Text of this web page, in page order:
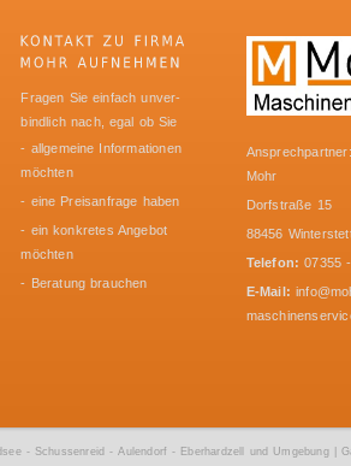
Fragen Sie einfach unver-
bindlich nach, egal ob Sie
- allgemeine Informationen
möchten
- eine Preisanfrage haben
- ein konkretes Angebot
möchten
- Beratung brauchen
Mohr
Dorfstraße 15
88456
Telefon: 07355
E-Mail:
- Schussenreid - Aulendorf - Eberhardzell und Umgebung |